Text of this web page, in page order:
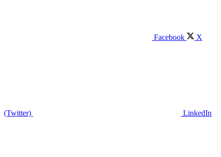
Facebook X
(Twitter) LinkedIn